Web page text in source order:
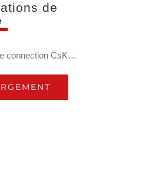
de
connection CsK…